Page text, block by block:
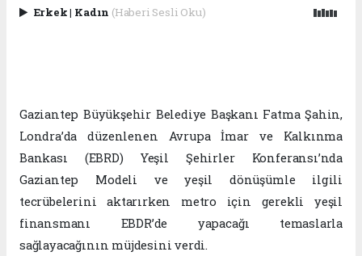
Erkek| Kadın (Haberi Sesli Oku)
Gaziantep Büyükşehir Belediye Başkanı Fatma Şahin,
Londra’da düzenlenen Avrupa İmar ve Kalkınma
Bankası (EBRD) Yeşil Şehirler Konferansı’nda
Gaziantep Modeli ve yeşil dönüşümle ilgili
tecrübelerini aktarırken metro için gerekli yeşil
finansmanı EBDR’de yapacağı temaslarla
sağlayacağının müjdesini verdi.